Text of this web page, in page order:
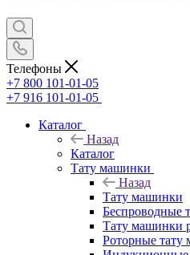
Телефоны
+7 800 101-01-05
+7 916 101-01-05
Каталог
Назад
Каталог
Тату машинки
Назад
Тату машинки
Беспроводные
Тату машинки
Роторные тату